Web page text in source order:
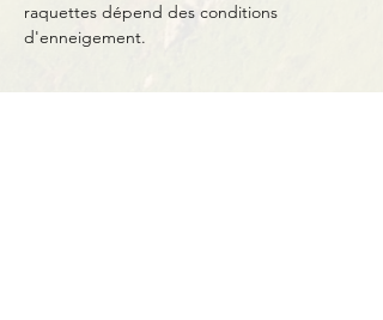
raquettes dépend des conditions
d'enneigement.